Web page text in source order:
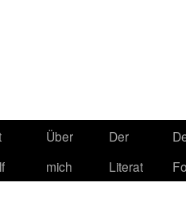
Über
mich
Der
Literat